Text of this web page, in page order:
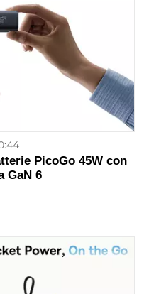
PicoGo 45W con
GaN 6